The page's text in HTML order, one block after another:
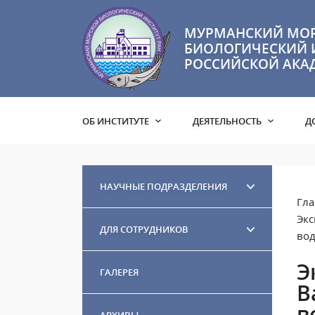
МУРМАНСКИЙ
БИОЛОГИЧЕСКИЙ
РОССИЙСКОЙ
ОБ ИНСТИТУТЕ ДЕЯТЕЛЬНОСТЬ
НАУЧНЫЕ ПОДРАЗДЕЛЕНИЯ
ДЛЯ СОТРУДНИКОВ
ГАЛЕРЕЯ